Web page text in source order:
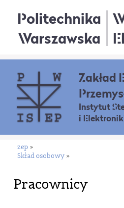
Politechnika
Warszawska
Zakład
Instytut
i
zep »
Skład osobowy »
Pracownicy